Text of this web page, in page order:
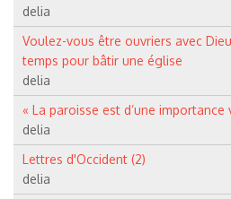
delia
Voulez-vous être ouvriers avec
temps pour bâtir une église
delia
« La paroisse est d’une importance
delia
Lettres d'Occident (2)
delia